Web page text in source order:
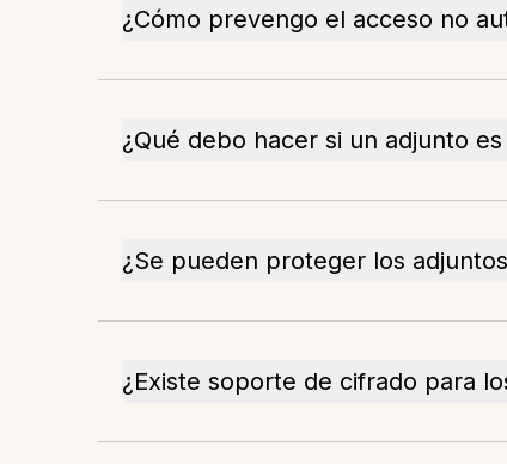
¿Cómo prevengo el acceso no
¿Qué debo hacer si un adjunto
¿Se pueden proteger los
¿Existe soporte de cifrado para